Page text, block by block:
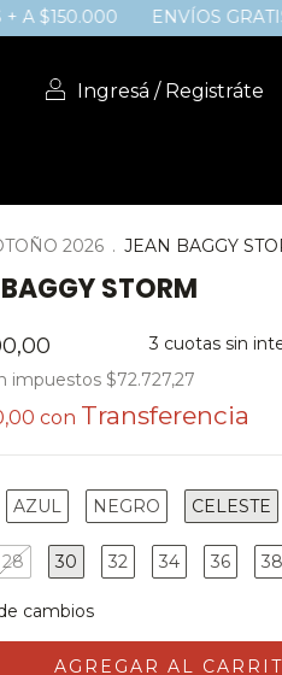
ENVÍOS GRATIS a todo el
Ingresá / Registráte
2026 . JEAN BAGGY
STORM
3 cuotas sin
impuestos $72.727,27
con
AZUL NEGRO CELESTE
28 30 32 34 36 38